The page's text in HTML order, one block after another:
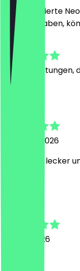
Nur registrierte
besucht haben,
4.9
676
Bewertungen,
2. August 2026
Unfassbar lecker
24. Juli 2026